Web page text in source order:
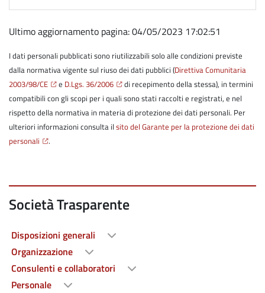
Ultimo aggiornamento pagina: 04/05/2023 17:02:51
I dati personali pubblicati sono riutilizzabili solo alle condizioni previste
dalla normativa vigente sul riuso dei dati pubblici (Direttiva Comunitaria
2003/98/CE
e D.Lgs. 36/2006
di recepimento della stessa), in termini
compatibili con gli scopi per i quali sono stati raccolti e registrati, e nel
rispetto della normativa in materia di protezione dei dati personali. Per
ulteriori informazioni consulta il sito del Garante per la protezione dei dati
personali
.
Società Trasparente
Disposizioni generali
Organizzazione
Consulenti e collaboratori
Personale